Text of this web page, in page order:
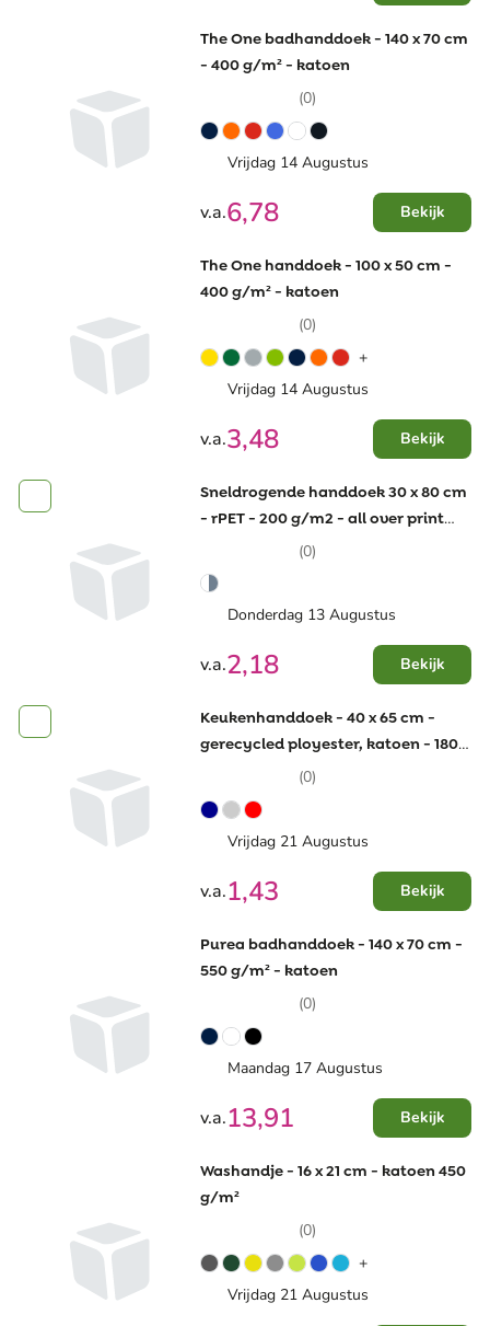
The One badhanddoek - 140 x 70 cm
- 400 g/m² - katoen
(0)
Vrijdag 14 Augustus
v.a.6,78 Bekijk
The One handdoek - 100 x 50 cm -
400 g/m² - katoen
(0)
+
Vrijdag 14 Augustus
v.a.3,48 Bekijk
Sneldrogende handdoek 30 x 80 cm
- rPET - 200 g/m2 - all over print
(0)
Donderdag 13 Augustus
v.a.2,18 Bekijk
Keukenhanddoek - 40 x 65 cm -
gerecycled ployester, katoen - 180
(0)
Vrijdag 21 Augustus
v.a.1,43 Bekijk
Purea badhanddoek - 140 x 70 cm -
550 g/m² - katoen
(0)
Maandag 17 Augustus
v.a.13,91 Bekijk
Washandje - 16 x 21 cm - katoen 450
g/m²
(0)
+
Vrijdag 21 Augustus